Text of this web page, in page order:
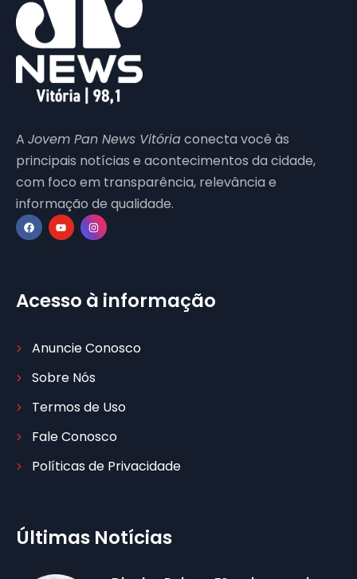
A Jovem Pan News Vitóriaconecta você às
principais notícias e acontecimentos da cidade,
com foco em transparência, relevância e
informação de qualidade.
Acesso à informação
Anuncie Conosco
Sobre Nós
Termos de Uso
Fale Conosco
Políticas de Privacidade
Últimas Notícias